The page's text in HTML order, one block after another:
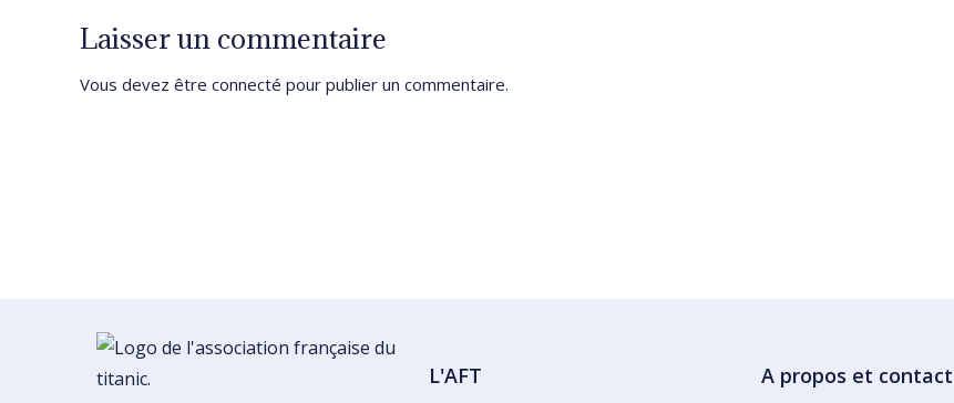
Laisser un commentaire
Vous devez être connecté pour publier un commentaire.
L'AFT A propos et contact